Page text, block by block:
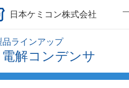
日本ケミコン株式会社
品ラインアップ
解コンデンサ